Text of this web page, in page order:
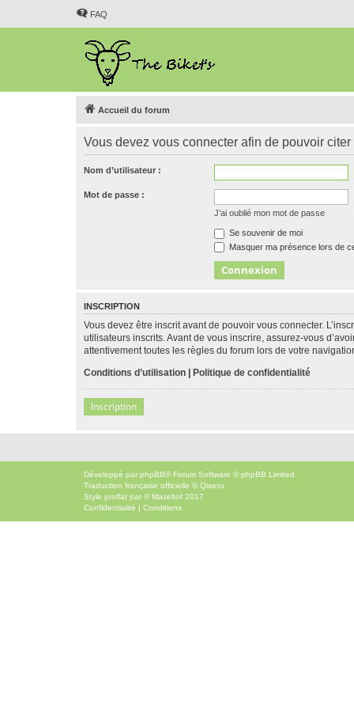
FAQ
Accueil du forum
Vous devez vous connecter afin de pouvoir
Nom d’utilisateur :
Mot de passe :
J’ai oublié mon mot de passe
Se souvenir de moi
Masquer ma présence lors de
INSCRIPTION
Vous devez être inscrit avant de pouvoir vous connecter.
utilisateurs inscrits. Avant de vous inscrire, assurez-vous
attentivement toutes les règles du forum lors de votre
Conditions d’utilisation | Politique de confidentialité
Inscription
Développé par phpBB® Forum Software © phpBB Limited
Traduction française officielle ©Qiaeru
Style proflat par © Mazeltof 2017
Confidentialité | Conditions